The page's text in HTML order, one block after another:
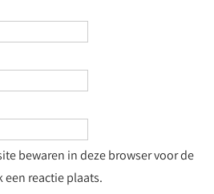
bewaren in deze browser voor de
een reactie plaats.